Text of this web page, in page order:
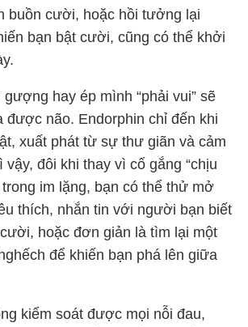
buồn cười, hoặc hồi tưởng lại
bạn bật cười, cũng có thể khởi
hay ép mình “phải vui” sẽ
được não. Endorphin chỉ đến khi
xuất phát từ sự thư giãn và cảm
vậy, đôi khi thay vì cố gắng “chịu
im lặng, bạn có thể thử mở
thích, nhắn tin với người bạn biết
hoặc đơn giản là tìm lại một
để khiến bạn phá lên giữa
kiểm soát được mọi nỗi đau,